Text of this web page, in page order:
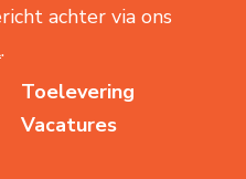
achter via ons
.
Toelevering
Vacatures